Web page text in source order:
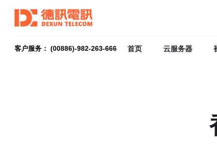
客户服务： (00886)-982-263-666 首页 云服务器